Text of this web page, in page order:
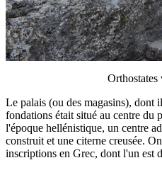
Orthostates
Le palais (ou des magasins), dont
fondations était situé au centre du
l'époque hellénistique, un centre
construit et une citerne creusée.
inscriptions en Grec, dont l'un est